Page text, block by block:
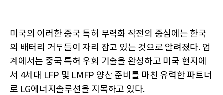
미국의 이러한 중국 특허 무력화 작전의 중심에는 한국
의 배터리 거두들이 자리 잡고 있는 것으로 알려졌다. 업
계에서는 중국 특허 우회 기술을 완성하고 미국 현지에
서 4세대 LFP 및 LMFP 양산 준비를 마친 유력한 파트너
로 LG에너지솔루션을 지목하고 있다.